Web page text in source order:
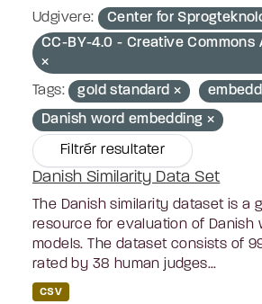
Udgivere: Center for
CC-BY-4.0 - Creative Commons
Tags: gold standard
Danish word embedding
Filtrér resultater
Danish Similarity Data Set
The Danish similarity dataset is a
resource for evaluation of Danish
models. The dataset consists of
rated by 38 human judges...
CSV